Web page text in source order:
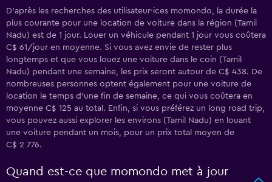
D’après les recherches des utilisateur·ices momondo, la durée la
plus courante pour une location de voiture dans la région (Tamil
Nadu) est de 1 jour. Louer un véhicule pendant 1 jour vous coûtera
C$ 61/jour en moyenne. Si vous avez envie de rester plus
longtemps et que vous louez une voiture dans le coin (Tamil
Nadu) pendant une semaine, les prix seront autour de C$ 438. De
nombreuses personnes optent également pour une voiture de
location le temps d’une fin de semaine, ce qui vous coûtera en
moyenne C$ 125 au total. Enfin, si vous préférez un long road trip,
vous pouvez aussi explorer les environs (Tamil Nadu) en louant
une voiture pendant un mois, pour un prix total moyen de
C$ 2 776.
Quand est-ce que momondo met à jour